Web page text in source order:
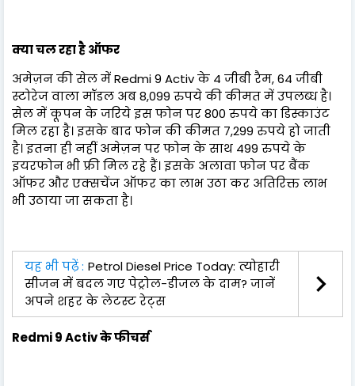
क्या चल रहा है ऑफर
अमेज़न की सेल में Redmi 9 Activ के 4 जीबी रैम, 64 जीबी
स्टोरेज वाला मॉडल अब 8,099 रुपये की कीमत में उपलब्ध है।
सेल में कूपन के जरिये इस फोन पर 800 रुपये का डिस्काउंट
मिल रहा है। इसके बाद फोन की कीमत 7,299 रुपये हो जाती
है। इतना ही नहीं अमेज़न पर फोन के साथ 499 रुपये के
इयरफोन भी फ्री मिल रहे हैं। इसके अलावा फोन पर बैंक
ऑफर और एक्सचेंज ऑफर का लाभ उठा कर अतिरिक्त लाभ
भी उठाया जा सकता है।
यह भी पढ़ें : Petrol Diesel Price Today: त्योहारी
सीजन में बदल गए पेट्रोल-डीजल के दाम? जानें
अपने शहर के लेटस्ट रेट्स
Redmi 9 Activ के फीचर्स